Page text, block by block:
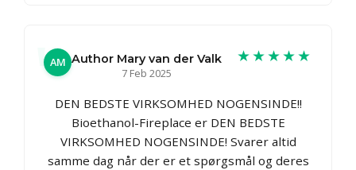
AM Author Mary van der Valk
7 Feb 2025
★★★★★
DEN BEDSTE VIRKSOMHED NOGENSINDE!!
Bioethanol-Fireplace er DEN BEDSTE
VIRKSOMHED NOGENSINDE! Svarer altid
samme dag når der er et spørgsmål og deres